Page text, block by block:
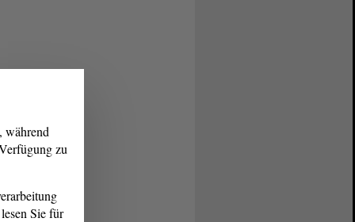
während
zu
Sie für